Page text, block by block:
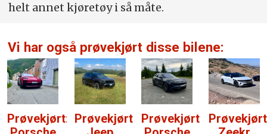
helt annet kjøretøy i så måte.
Vi har også prøvekjørt disse bilene:
Prøvekjørt: Prøvekjørt:
Prøvekjørt: